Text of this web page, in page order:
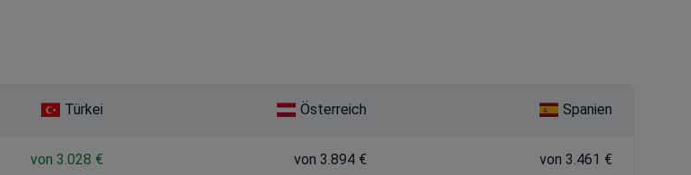
Türkei Österreich Spanien
von 3.028 € von 3.894 € von 3.461 €